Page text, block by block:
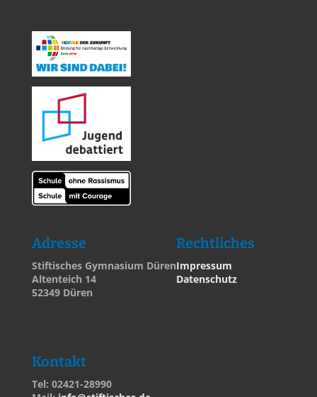
Adresse
Stiftisches Gymnasium Düren
Altenteich 14
52349 Düren
Rechtliches
Impressum
Datenschutz
Kontakt
Tel: 02421-28990